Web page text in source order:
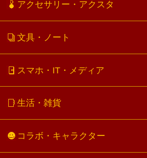
アクセサリー・アクスタ
文具・ノート
スマホ・IT・メディア
生活・雑貨
コラボ・キャラクター